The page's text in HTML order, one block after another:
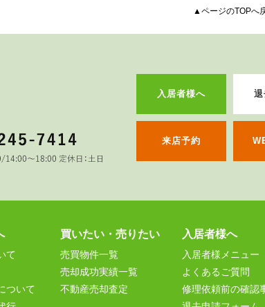
▲ページのTOPへ
入居者様へ
来店予約
て
ついて
買いたい・売りたい
売買物件一覧
売却成功実績一覧
不動産売却査定
入居者様へ
入居者様メニュー
よくあるご質問
修理依頼前の確認